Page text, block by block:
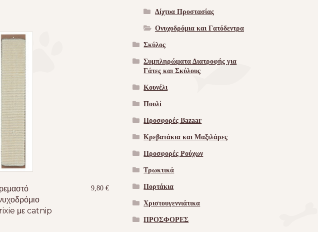
με catnip
9,80€
Δίχτυα Προστασίας
Ονυχοδρόμια και Γατόδεντρα
Σκύλος
Συμπληρώματα Διατροφής για
Γάτες και Σκύλους
Κουνέλι
Πουλί
Προσφορές Bazaar
Κρεβατάκια και Μαξιλάρες
Προσφορές Ρούχων
Τρωκτικά
Πορτάκια
Χριστουγεννιάτικα
ΠΡΟΣΦΟΡΕΣ